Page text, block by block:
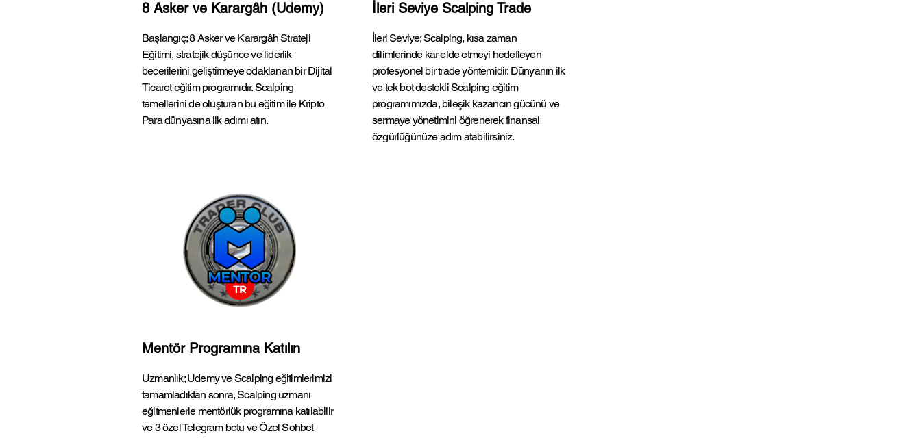
8 Asker ve Karargâh (Udemy)
Başlangıç; 8 Asker ve Karargâh Strateji
Eğitimi, stratejik düşünce ve liderlik
becerilerini geliştirmeye odaklanan bir Dijital
Ticaret eğitim programıdır. Scalping
temellerini de oluşturan bu eğitim ile Kripto
Para dünyasına ilk adımı atın.
İleri Seviye Scalping Trade
İleri Seviye; Scalping, kısa zaman
dilimlerinde kar elde etmeyi hedefleyen
profesyonel bir trade yöntemidir. Dünyanın ilk
ve tek bot destekli Scalping eğitim
programımızda, bileşik kazancın gücünü ve
sermaye yönetimini öğrenerek finansal
özgürlüğünüze adım atabilirsiniz.
Mentör Programına Katılın
Uzmanlık; Udemy ve Scalping eğitimlerimizi
tamamladıktan sonra, Scalping uzmanı
eğitmenlerle mentörlük programına katılabilir
ve 3 özel Telegram botu ve Özel Sohbet